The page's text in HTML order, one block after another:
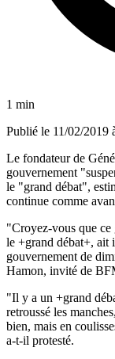
1 min
Publié le 11/02/2019
Le fondateur de
gouvernement
le "grand débat",
continue comme
"Croyez-vous que ce
le +grand débat+, ait
gouvernement de
Hamon, invité de
"Il y a un +grand
retroussé les
bien, mais en
a-t-il protesté.